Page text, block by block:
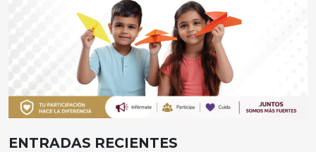
ENTRADAS RECIENTES